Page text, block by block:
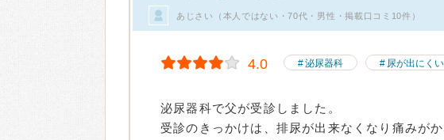
あじさい（本人ではない・70代・男性・掲載口コミ10件）
4.0 泌尿器科 尿が出にくい
泌尿器科で父が受診しました。
受診のきっかけは、排尿が出来なくなり痛みが